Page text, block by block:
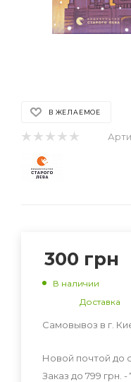
В ЖЕЛАЕМОЕ
300 грн
В наличии
Доставка
Самовывоз в г.
Новой почтой до
Заказ до 799 грн. -